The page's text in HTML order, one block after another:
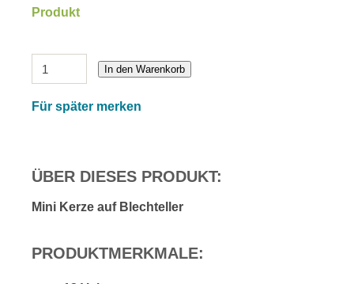
Produkt
In den Warenkorb
Für später merken
ÜBER DIESES PRODUKT:
Mini Kerze auf Blechteller
PRODUKTMERKMALE: